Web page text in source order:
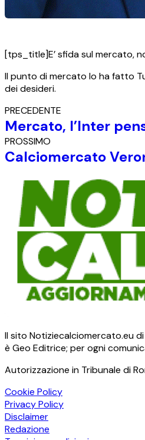
[tps_title]E’ sfida sul mercato,
Il punto di mercato lo ha fatto
dei desideri.
PRECEDENTE
Mercato, l’Inter
PROSSIMO
Calciomercato
Il sito Notiziecalciomercato.eu
è Geo Editrice; per ogni
Autorizzazione in Tribunale di
Cookie Policy
Privacy Policy
Disclaimer
Redazione